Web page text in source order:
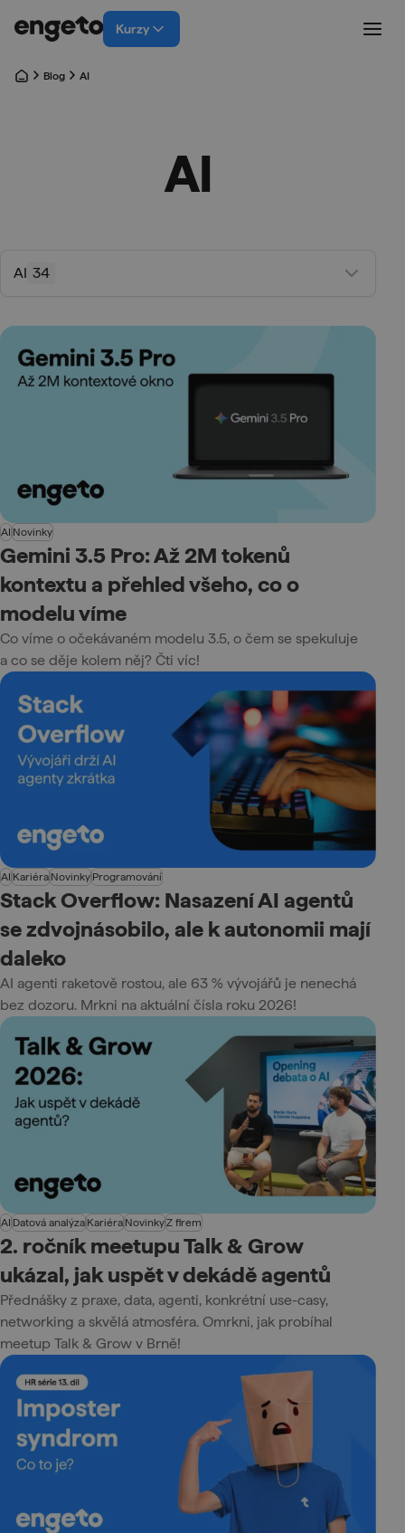
Kurzy
Blog AI
AI
AI 34
AI Novinky
Gemini 3.5 Pro: Až 2M tokenů
kontextu a přehled všeho, co o
modelu víme
Co víme o očekávaném modelu 3.5, o čem se spekuluje
a co se děje kolem něj? Čti víc!
AI Kariéra Novinky Programování
Stack Overflow: Nasazení AI agentů
se zdvojnásobilo, ale k autonomii mají
daleko
AI agenti raketově rostou, ale 63 % vývojářů je nenechá
bez dozoru. Mrkni na aktuální čísla roku 2026!
AI Datová analýza Kariéra NovinkyZ firem
2. ročník meetupu Talk & Grow
ukázal, jak uspět v dekádě agentů
Přednášky z praxe, data, agenti, konkrétní use-casy,
networking a skvělá atmosféra. Omrkni, jak probíhal
meetup Talk & Grow v Brně!